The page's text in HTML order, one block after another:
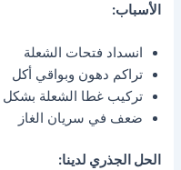
الأسباب:
انسداد فتحات الشعلة
تراكم دهون وبواقي أكل
تركيب غطا الشعلة
ضعف في سريان الغاز
الحل الجذري لدينا: